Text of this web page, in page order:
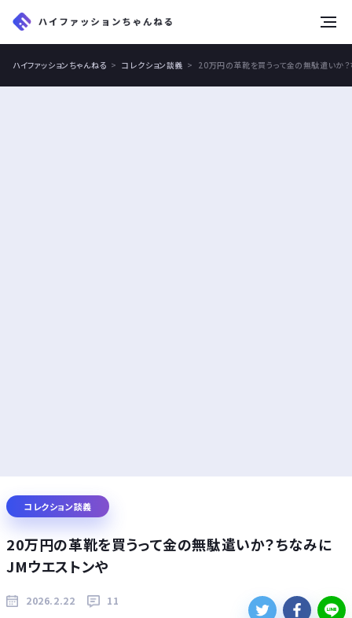
ハイファッションちゃんねる コレクション談義 20万円の革靴を買うって金の無駄遣いか
コレクション談義
20万円の革靴を買うって金の無駄遣いか？ちなみに
JMウエストンや
2026.2.22 11